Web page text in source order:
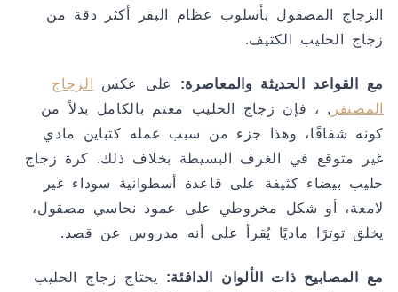
الزجاج المصقول بأسلوب عظام البقر أكثر دقة من
زجاج الحليب الكثيف.
مع القواعد الحديثة والمعاصرة: على عكس
الزجاج
المصنفر , ، فإن زجاج الحليب معتم بالكامل بدلاً من
كونه شفافًا، وهذا جزء من سبب عمله كتباين مادي
غير متوقع في الغرف البسيطة بخلاف ذلك. كرة زجاج
حليب بيضاء كثيفة على قاعدة أسطوانية سوداء غير
لامعة، أو شكل مخروطي على عمود نحاسي مصقول،
يخلق توترًا ماديًا يُقرأ على أنه مدروس عن قصد.
مع المصابيح ذات الألوان الدافئة: يحتاج زجاج الحليب